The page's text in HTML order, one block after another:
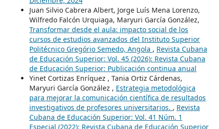
Juan Silvio Cabrera Albert, Jorge Luís Mena Lorenzo,
Wilfredo Falcón Urquiaga, Maryuri García González,
Transformar desde el aula: impacto social de los
cursos de estudios avanzados del Instituto Superior
Politécnico Gregório Semedo, Angola , Revista Cubana
de Educación Superior: Vol. 45 (2026): Revista Cubana
de Educación Superior: Publicación continua anual
Yinet Cortizas Enríquez , Tania Ortiz Cárdenas,
Maryuri García González , Estrategia metodológica
para mejorar la comunicación científica de resultados
investigativos de profesores universitarios. , Revista
Cubana de Educación Superior: Vol. 41 Núm. 1
Especial (2022): Revista Cubana de Educación Superior